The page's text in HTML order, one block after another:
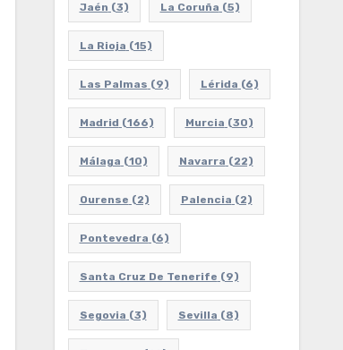
Jaén (3) La Coruña (5)
La Rioja (15)
Las Palmas (9) Lérida (6)
Madrid (166) Murcia (30)
Málaga (10) Navarra (22)
Ourense (2) Palencia (2)
Pontevedra (6)
Santa Cruz De Tenerife (9)
Segovia (3) Sevilla (8)